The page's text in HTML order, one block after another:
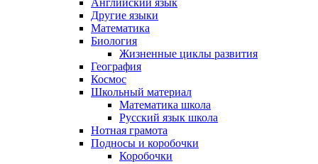
Английский язык
Другие языки
Математика
Биология
Жизненные циклы развития
География
Космос
Школьный материал
Математика школа
Русский язык школа
Нотная грамота
Подносы и коробочки
Коробочки